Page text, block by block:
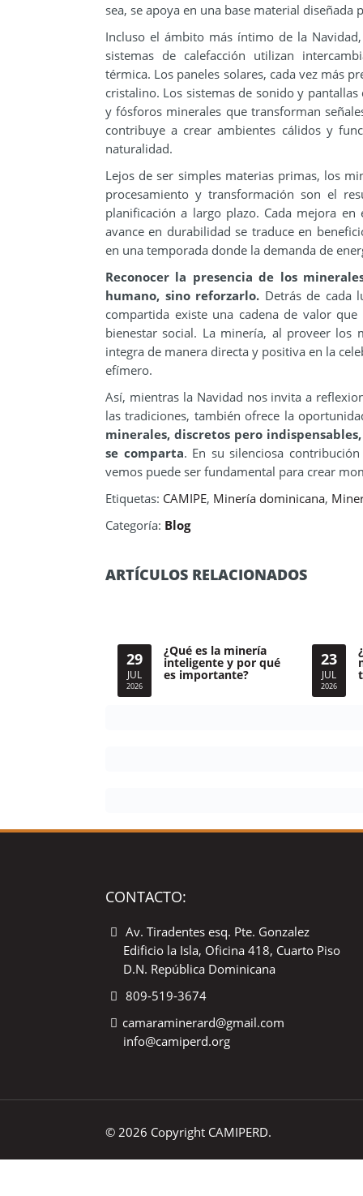
sea, se apoya en una base material
Incluso el ámbito más íntimo de la
sistemas de calefacción utilizan
térmica. Los paneles solares, cada vez más
cristalino. Los sistemas de sonido y
y fósforos minerales que transforman
contribuye a crear ambientes cálidos y
naturalidad.
Lejos de ser simples materias primas, los
procesamiento y transformación son el
planificación a largo plazo. Cada mejora
avance en durabilidad se traduce en
en una temporada donde la demanda de
Reconocer la presencia de los
humano, sino reforzarlo. Detrás de cada
compartida existe una cadena de valor
bienestar social. La minería, al proveer los
integra de manera directa y positiva en la
efímero.
Así, mientras la Navidad nos invita a
las tradiciones, también ofrece la
minerales, discretos pero
se comparta. En su silenciosa
vemos puede ser fundamental para crear
Etiquetas: CAMIPE, Minería dominicana,
Categoría: Blog
ARTÍCULOS RELACIONADOS
29
JUL
2026
¿Qué es la minería
inteligente y por qué
es importante?
23
JUL
2026
CONTACTO:
Av. Tiradentes esq. Pte. Gonzalez
Edificio la Isla, Oficina 418, Cuarto Piso
D.N. República Dominicana
809-519-3674
camaraminerard@gmail.com
info@camiperd.org
© 2026 Copyright CAMIPERD.